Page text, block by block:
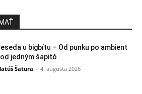
u bigbítu – Od punku po ambient
jedným šapitó
Šatura - 4. augusta 2026